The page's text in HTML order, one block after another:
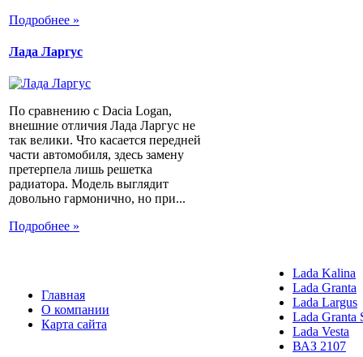
Подробнее »
Лада Ларгус
По сравнению с Dacia Logan,
внешние отличия Лада Ларгус не
так велики. Что касается передней
части автомобиля, здесь замену
претерпела лишь решетка
радиатора. Модель выглядит
довольно гармонично, но при...
Подробнее »
Главная
О компании
Карта сайта
Lada Kalina
Lada Granta
Lada Largus
Lada Granta
Lada Vesta
ВАЗ 2107